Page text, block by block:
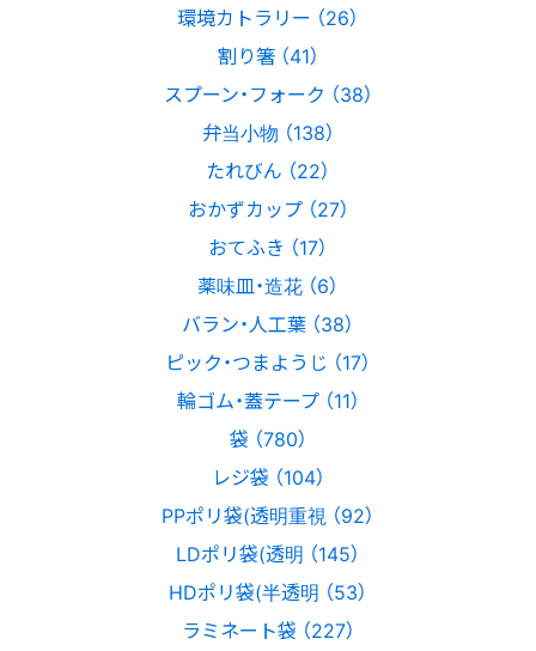
環境カトラリー （26）
割り箸 （41）
スプーン・フォーク （38）
弁当小物 （138）
たれびん （22）
おかずカップ （27）
おてふき （17）
薬味皿・造花 （6）
バラン・人工葉 （38）
ピック・つまようじ （17）
輪ゴム・蓋テープ （11）
袋 （780）
レジ袋 （104）
PPポリ袋(透明重視 （92）
LDポリ袋(透明 （145）
HDポリ袋(半透明 （53）
ラミネート袋 （227）